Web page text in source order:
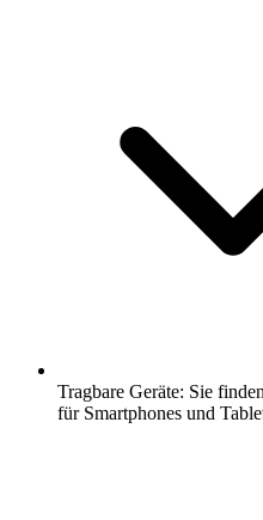
Tragbare Geräte: Sie
für Smartphones und